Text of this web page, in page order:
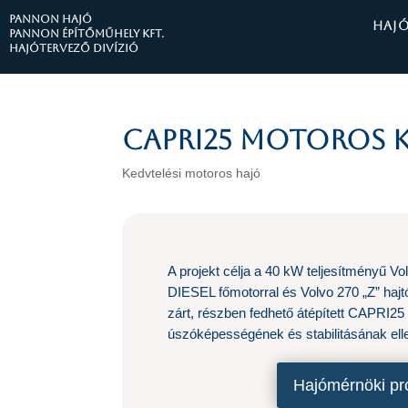
PANNON HAJÓ
Pannon Építőműhely Kft.
Hajótervező divízió
Capri25 motoros
Kedvtelési motoros hajó
A projekt célja a 40 kW teljesítményű
DIESEL főmotorral és Volvo 270 „Z”
zárt, részben fedhető átépített
úszóképességének és stabilitásának
Hajómérnöki